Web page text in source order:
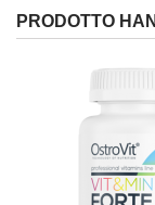
PRODOTTO